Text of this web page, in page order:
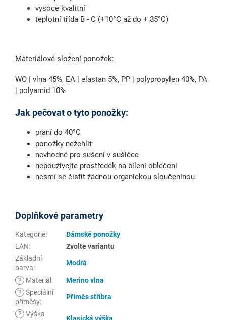
vysoce kvalitní
teplotní třída B - C (+10°C až do + 35°C)
Materiálové složení ponožek:
WO | vlna 45%, EA | elastan 5%, PP | polypropylen 40%, PA
| polyamid 10%
Jak pečovat o tyto ponožky:
praní do 40°C
ponožky nežehlit
nevhodné pro sušení v sušičce
nepoužívejte prostředek na bílení oblečení
nesmí se čistit žádnou organickou sloučeninou
Doplňkové parametry
Kategorie:
Dámské ponožky
EAN:
Zvolte variantu
Základní
barva:
Modrá
? Materiál :
Merino vlna
? Speciální
příměsy:
Příměs stříbra
? Výška